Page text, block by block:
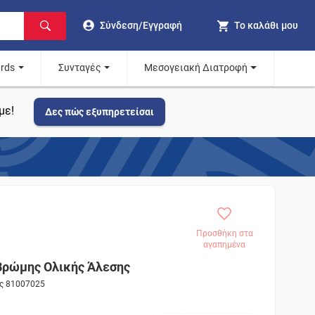
Σύνδεση/Εγγραφή Το καλάθι μου
Συνταγές Μεσογειακή Διατροφή
Δες πώς εξυπηρετείσαι
Προσθήκη στα
αγαπημένα
Ολικής Άλεσης
81007025